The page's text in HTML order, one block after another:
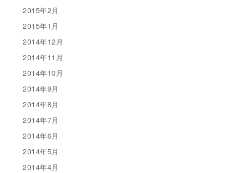
2015年2月
2015年1月
2014年12月
2014年11月
2014年10月
2014年9月
2014年8月
2014年7月
2014年6月
2014年5月
2014年4月